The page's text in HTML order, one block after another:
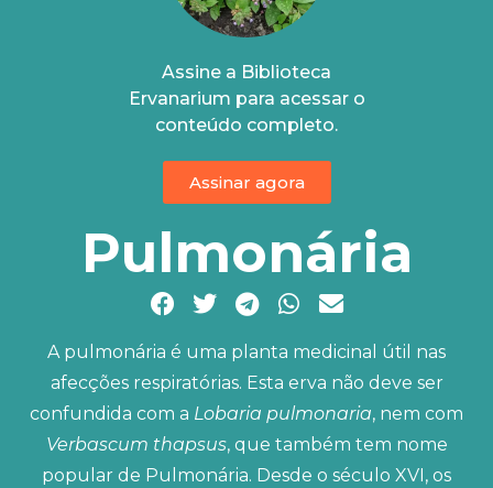
Pulmonária
A pulmonária é uma planta medicinal útil nas
afecções respiratórias. Esta erva não deve ser
confundida com a Lobaria pulmonaria, nem com
Verbascum thapsus, que também tem nome
popular de Pulmonária. Desde o século XVI, os
Assine a Biblioteca
Ervanarium para acessar o
conteúdo completo.
Assinar agora